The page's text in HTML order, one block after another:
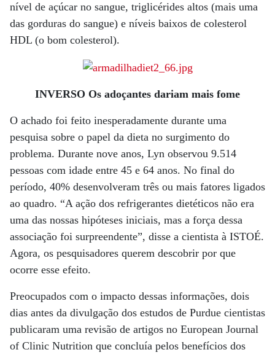
nível de açúcar no sangue, triglicérides altos (mais uma
das gorduras do sangue) e níveis baixos de colesterol
HDL (o bom colesterol).
INVERSO Os adoçantes dariam mais fome
O achado foi feito inesperadamente durante uma
pesquisa sobre o papel da dieta no surgimento do
problema. Durante nove anos, Lyn observou 9.514
pessoas com idade entre 45 e 64 anos. No final do
período, 40% desenvolveram três ou mais fatores ligados
ao quadro. “A ação dos refrigerantes dietéticos não era
uma das nossas hipóteses iniciais, mas a força dessa
associação foi surpreendente”, disse a cientista à ISTOÉ.
Agora, os pesquisadores querem descobrir por que
ocorre esse efeito.
Preocupados com o impacto dessas informações, dois
dias antes da divulgação dos estudos de Purdue cientistas
publicaram uma revisão de artigos no European Journal
of Clinic Nutrition que concluía pelos benefícios dos